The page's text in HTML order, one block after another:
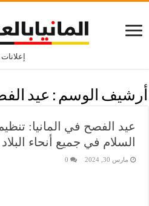
إعلانات
أرشيف الوسم : عيد
عيد الفصح في المانيا:
السلام في جميع أنحاء البلاد
مارس 30, 2024 0